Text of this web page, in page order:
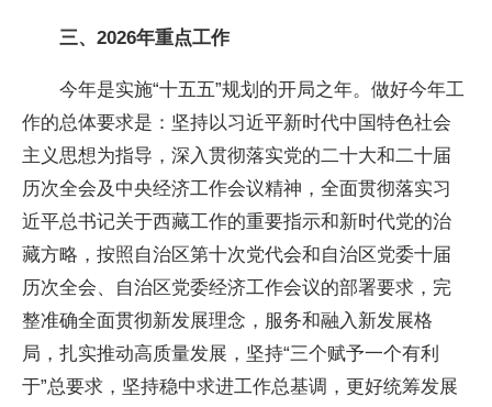
三、2026年重点工作
今年是实施“十五五”规划的开局之年。做好今年工
作的总体要求是：坚持以习近平新时代中国特色社会
主义思想为指导，深入贯彻落实党的二十大和二十届
历次全会及中央经济工作会议精神，全面贯彻落实习
近平总书记关于西藏工作的重要指示和新时代党的治
藏方略，按照自治区第十次党代会和自治区党委十届
历次全会、自治区党委经济工作会议的部署要求，完
整准确全面贯彻新发展理念，服务和融入新发展格
局，扎实推动高质量发展，坚持“三个赋予一个有利
于”总要求，坚持稳中求进工作总基调，更好统筹发展